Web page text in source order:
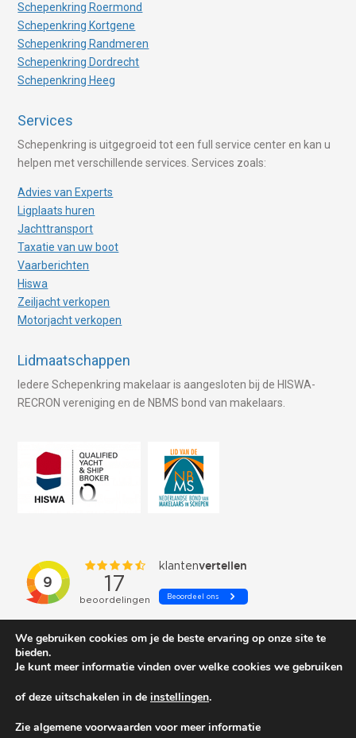
Schepenkring Roermond
Schepenkring Kortgene
Schepenkring Randmeren
Schepenkring Dordrecht
Schepenkring Heeg
Services
Schepenkring is uitgegroeid tot een full service center en kan u
helpen met verschillende services. Services zoals:
Advies van Experts
Ligplaats huren
Jachttransport
Taxatie van uw boot
Vaarberichten
Hiswa
Zeiljacht verkopen
Motorjacht verkopen
Lidmaatschappen
Iedere Schepenkring makelaar is aangesloten bij de HISWA-
RECRON vereniging en de NBMS bond van makelaars.
We gebruiken cookies om je de beste ervaring op onze site te
bieden.
Je kunt meer informatie vinden over welke cookies we gebruiken
of deze uitschakelen in de instellingen.
Zie algemene voorwaarden voor meer informatie